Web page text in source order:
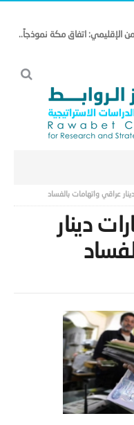
إلى هندسة الأمن الإقليمي: اتفاق مكة نموذجاً..
7 مليارات دينار